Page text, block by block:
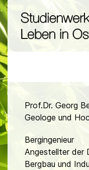
Prof.Dr. Georg
Geologe und
Bergingenieur
Angestellter der
Bergbau und